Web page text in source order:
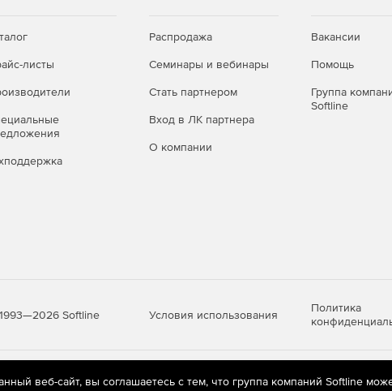
управлять временем жизни точек
пространства в архивных хранилищах.
листы
Распродажа
Семинары и вебинары
Стать партнером
Вход в ЛК партнера
О компании
Вакансии
Помощь
Группа
Softline
Softline Условия использования
Политика
рекомендательные технологии(информационные технологии
веб-сайт, вы соглашаетесь с тем, что группа компаний Softline